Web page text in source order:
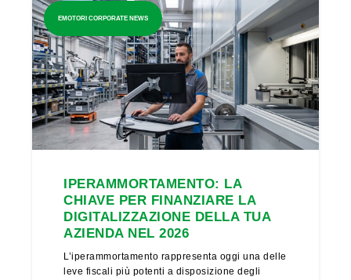
EMOTORI CORPORATE NEWS
IPERAMMORTAMENTO: LA
CHIAVE PER FINANZIARE LA
DIGITALIZZAZIONE DELLA TUA
AZIENDA NEL 2026
L’iperammortamento rappresenta oggi una delle
leve fiscali più potenti a disposizione degli